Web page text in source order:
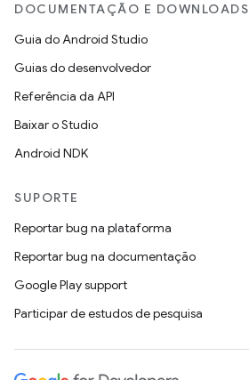
DOCUMENTAÇÃO E DOWNLOADS
Guia do Android Studio
Guias do desenvolvedor
Referência da API
Baixar o Studio
Android NDK
SUPORTE
Reportar bug na plataforma
Reportar bug na documentação
Google Play support
Participar de estudos de pesquisa